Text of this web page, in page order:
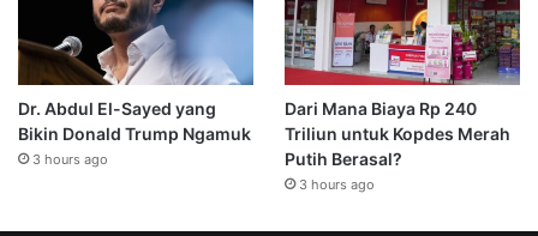
Dr. Abdul El-Sayed yang
Bikin Donald Trump Ngamuk
3 hours ago
Dari Mana Biaya Rp 240
Triliun untuk Kopdes Merah
Putih Berasal?
3 hours ago